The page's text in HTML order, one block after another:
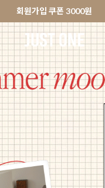
앱 다운로드 10% 할인쿠폰
🚀오늘출발상품 당일발송 배송중
회원가입 쿠폰 3000원
앱 다운로드 10% 할인쿠폰
🚀오늘출발 MADE . J